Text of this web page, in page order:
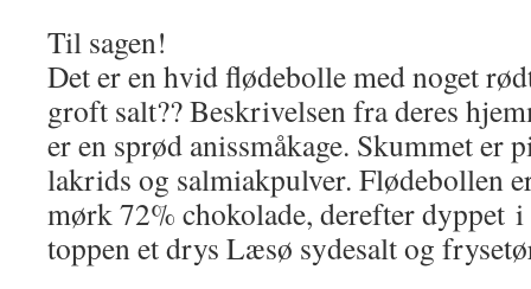
Til sagen!
Det er en hvid flødebolle med noget
groft salt?? Beskrivelsen fra deres
er en sprød anissmåkage. Skummet er
lakrids og salmiakpulver. Flødebollen
mørk 72% chokolade, derefter dyppet
toppen et drys Læsø sydesalt og